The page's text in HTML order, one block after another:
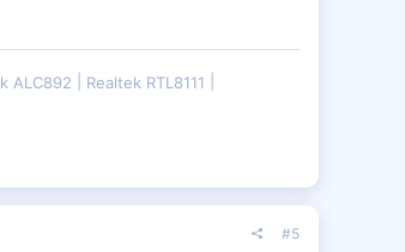
ALC892
Realtek RTL8111
#5